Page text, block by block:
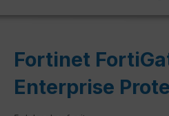
Fortinet
Enterprise